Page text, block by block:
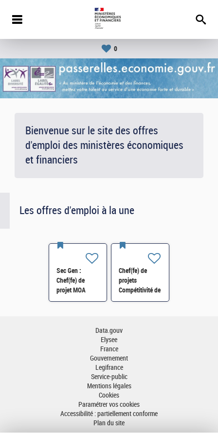
0
Bienvenue sur le site des offres
d'emploi des ministères économiques
et financiers
Les offres d'emploi à la une
Sec Gen :
Chef(fe) de
projet MOA
Innovation
Chef(fe) de
projets
Compétitivité de
l'énergie-SI-
Data.gouv
Elysee
France
Gouvernement
Legifrance
Service-public
Mentions légales
Cookies
Paramétrer vos cookies
Accessibilité : partiellement conforme
Plan du site